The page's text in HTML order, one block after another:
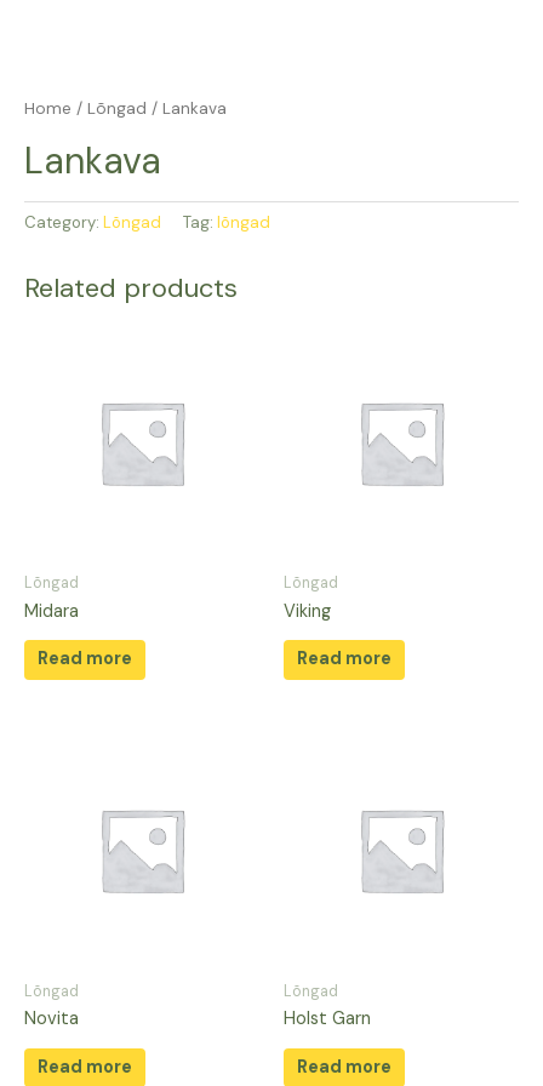
Home / Lõngad / Lankava
Lankava
Category: Lõngad Tag: lõngad
Related products
Lõngad
Midara
Read more
Lõngad
Viking
Read more
Lõngad
Novita
Read more
Lõngad
Holst Garn
Read more